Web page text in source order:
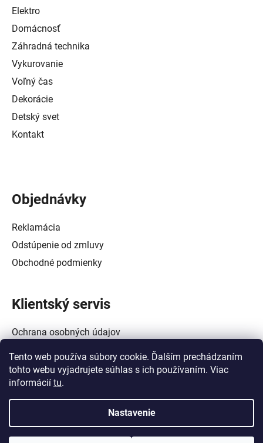
Tento web používa súbory cookie. Ďalším prechádzaním
tohto webu vyjadrujete súhlas s ich používaním. Viac
informácií tu.
Nastavenie
Elektro
Domácnosť
Záhradná technika
Vykurovanie
Voľný čas
Dekorácie
Detský svet
Kontakt
Objednávky
Reklamácia
Odstúpenie od zmluvy
Obchodné podmienky
Klientský servis
Ochrana osobných údajov
Alternatívne riešenie spotrebiteľských sporov
Zásady používania súborov cookie (EÚ)
Vytvoril Shoptet a Adatelier